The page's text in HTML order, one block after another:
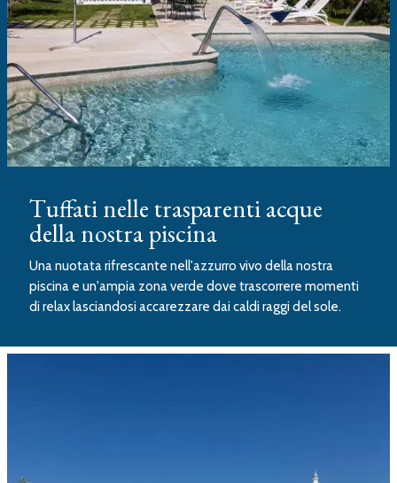
Tuffati nelle trasparenti acque
della nostra piscina
Una nuotata rifrescante nell'azzurro vivo della nostra
piscina e un'ampia zona verde dove trascorrere momenti
di relax lasciandosi accarezzare dai caldi raggi del sole.